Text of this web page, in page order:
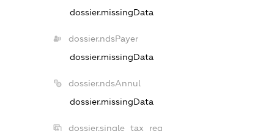
dossier.missingData
dossier.ndsPayer
dossier.missingData
dossier.ndsAnnul
dossier.missingData
dossier.single_tax_reg